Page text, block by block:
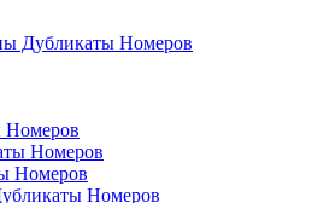
Дубликаты Номеров
Номеров
Номеров
Номеров
Номеров